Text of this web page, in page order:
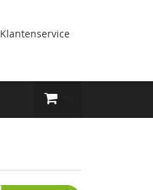
Klantenservice